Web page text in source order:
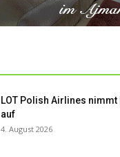
LOT Polish Airlines
auf
4. August 2026